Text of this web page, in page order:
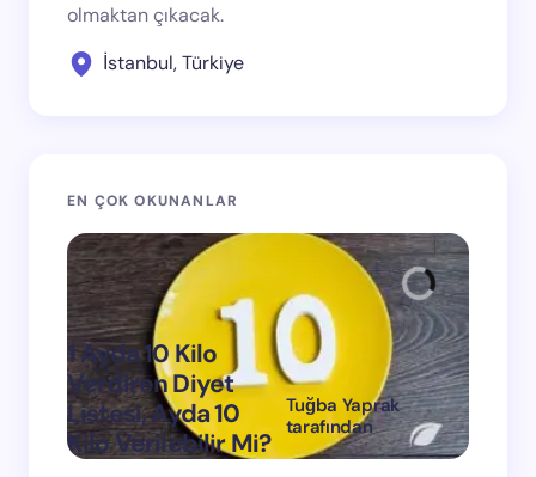
olmaktan çıkacak.
İstanbul, Türkiye
EN ÇOK OKUNANLAR
1 Ayda 10 Kilo
Verdiren Diyet
Listesi, Ayda 10
Kilo Verilebilir Mi?
Tuğba Yaprak
tarafından
on Mart 11, 2024